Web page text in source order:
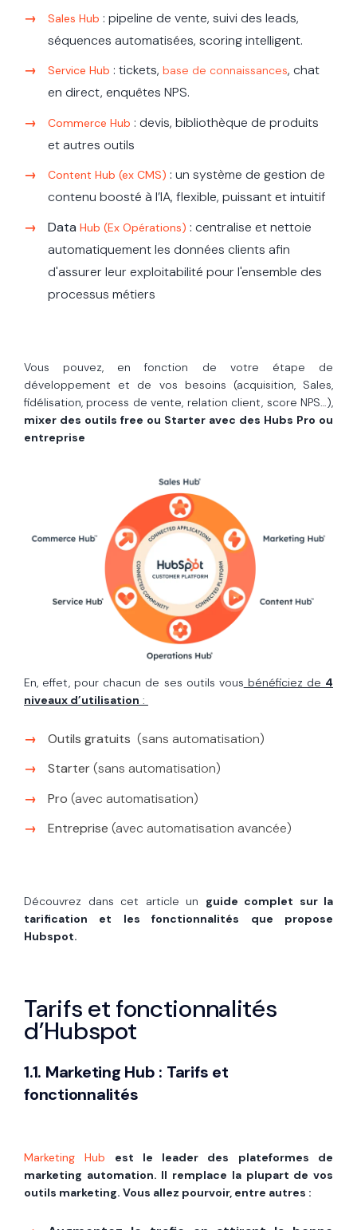
Sales Hub : pipeline de vente, suivi des leads,
séquences automatisées, scoring intelligent.
Service Hub : tickets, base de connaissances, chat
en direct, enquêtes NPS.
Commerce Hub : devis, bibliothèque de produits
et autres outils
Content Hub (ex CMS) : un système de gestion de
contenu boosté à l’IA, flexible, puissant et intuitif
Data Hub (Ex Opérations) : centralise et nettoie
automatiquement les données clients afin
d'assurer leur exploitabilité pour l'ensemble des
processus métiers
Vous pouvez, en fonction de votre étape de
développement et de vos besoins (acquisition, Sales,
fidélisation, process de vente, relation client, score NPS…),
mixer des outils free ou Starter avec des Hubs Pro ou
entreprise
En, effet, pour chacun de ses outils vous bénéficiez de 4
niveaux d’utilisation :
Outils gratuits (sans automatisation)
Starter(sans automatisation)
Pro (avec automatisation)
Entreprise (avec automatisation avancée)
Découvrez dans cet article un guide complet sur la
tarification et les fonctionnalités que propose
Hubspot.
Tarifs et fonctionnalités
d’Hubspot
1.1. Marketing Hub : Tarifs et
fonctionnalités
Marketing Hub est le leader des plateformes de
marketing automation. Il remplace la plupart de vos
outils marketing. Vous allez pourvoir, entre autres :